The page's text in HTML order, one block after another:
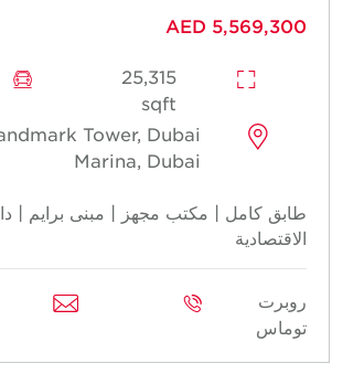
AED 5,569,300
25,315
sqft
Tower, Dubai
Marina, Dubai
طابق كامل | مكتب مجهز | مبنى برايم |
الاقتصادية
روبرت
توماس